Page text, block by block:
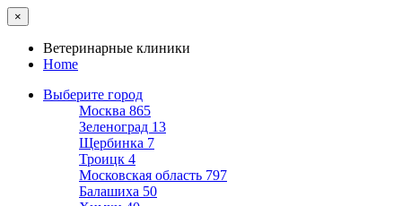
×
Ветеринарные клиники
Home
Выберите город
Москва 865
Зеленоград 13
Щербинка 7
Троицк 4
Московская область 797
Балашиха 50